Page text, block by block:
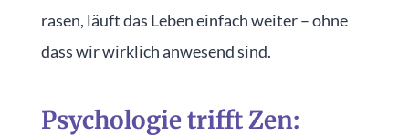
rasen, läuft das Leben einfach weiter – ohne
dass wir wirklich anwesend sind.
Psychologie trifft Zen: